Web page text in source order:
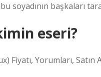
soyadının başkaları
eseri?
Fiyatı, Yorumları, Satın